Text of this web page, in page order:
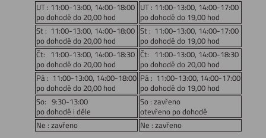
UT : 11:00-13:00, 14:00-18:00
po dohodě do 20,00 hod
UT : 11:00-13:00, 14:00-17:00
po dohodě do 19,00 hod
St : 11:00-13:00, 14:00-18:00
po dohodě do 20,00 hod
St : 11:00-13:00, 14:00-17:00
po dohodě do 19,00 hod
Čt: 11:00-13:00, 14:00-18:30
po dohodě do 20,00 hod
Čt: 11:00-13:00, 14:00-18:30
po dohodě do 20,00 hod
Pá : 11:00-13:00, 14:00-18:00
po dohodě do 20,00 hod
Pá : 11:00-13:00, 14:00-17:00
po dohodě do 19,00 hod
So: 9:30-13:00
po dohodě i déle
So : zavřeno
otevřeno po dohodě
Ne : zavřeno
Ne : zavřeno